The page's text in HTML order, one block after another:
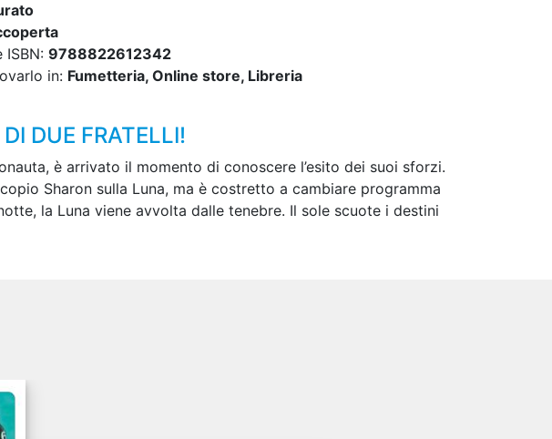
ISBN: 9788822612342
in: Fumetteria, Online store, Libreria
DUE FRATELLI!
è arrivato il momento di conoscere l’esito dei suoi sforzi.
Sharon sulla Luna, ma è costretto a cambiare programma
la Luna viene avvolta dalle tenebre. Il sole scuote i destini